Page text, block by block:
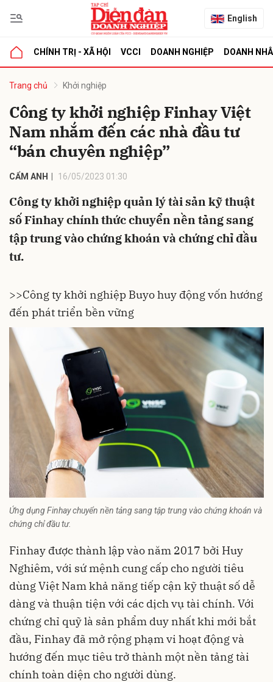
English
CHÍNH TRỊ - XÃ HỘI VCCI DOANH NGHIỆP DOANH
Trang chủ Khởi nghiệp
Công ty khởi nghiệp Finhay Việt
Nam nhắm đến các nhà đầu tư
“bán chuyên nghiệp”
CẨM ANH 16/05/2023 01:30
Công ty khởi nghiệp quản lý tài sản kỹ thuật
số Finhay chính thức chuyển nền tảng sang
tập trung vào chứng khoán và chứng chỉ đầu
tư.
>>Công ty khởi nghiệp Buyo huy động vốn hướng
đến phát triển bền vững
Ứng dụng Finhay chuyển nền tảng sang tập trung vào chứng khoán và
chứng chỉ đầu tư.
Finhay được thành lập vào năm 2017 bởi Huy
Nghiêm, với sứ mệnh cung cấp cho người tiêu
dùng Việt Nam khả năng tiếp cận kỹ thuật số dễ
dàng và thuận tiện với các dịch vụ tài chính. Với
chứng chỉ quỹ là sản phẩm duy nhất khi mới bắt
đầu, Finhay đã mở rộng phạm vi hoạt động và
hướng đến mục tiêu trở thành một nền tảng tài
chính toàn diện cho người dùng.
luận
Hủy